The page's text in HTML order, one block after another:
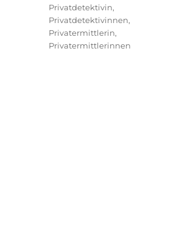
Privatdetektivin,
Privatdetektivinnen,
Privatermittlerin,
Privatermittlerinnen